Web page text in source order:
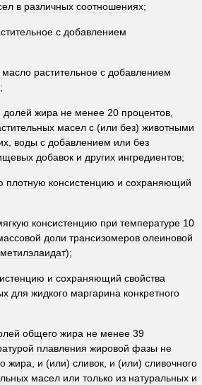
в различных соотношениях;
с добавлением
масло растительное с добавлением
;
долей жира не менее 20 процентов
масел с (или без) животными
воды с добавлением или без
добавок и других ингредиентов;
плотную консистенцию и сохраняющий
консистенцию при температуре 10
доли трансизомеров олеиновой
метилэлаидат);
и сохраняющий свойства
для жидкого маргарина конкретного
общего жира не менее 39
плавления жировой фазы не
жира и (или) сливок и (или) сливочного
масел или только из натуральных и